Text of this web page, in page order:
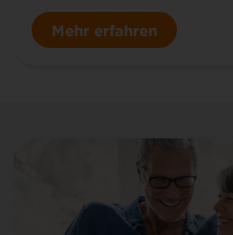
Mehr erfahren